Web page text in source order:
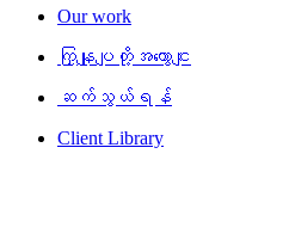
Our work
ကြှနျုပျတို့အကွောငျး
ဆက်သွယ်ရန်
Client Library